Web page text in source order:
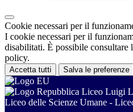
Cookie necessari per il
I cookie necessari per il
disabilitati. È possibile consultare
policy.
Accetta tutti Salva le preferenze
Liceo Luigi
Liceo delle Scienze Umane -